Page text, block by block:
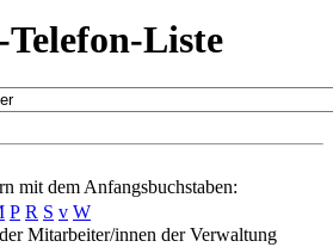
Liste
mit dem Anfangsbuchstaben:
P R S v W
Mitarbeiter/innen der Verwaltung